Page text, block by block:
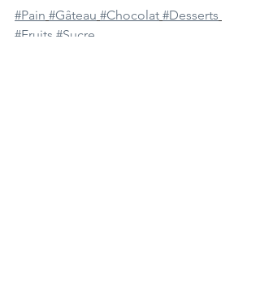
#Pain #Gâteau #Chocolat #Desserts
#Fruits #Sucre